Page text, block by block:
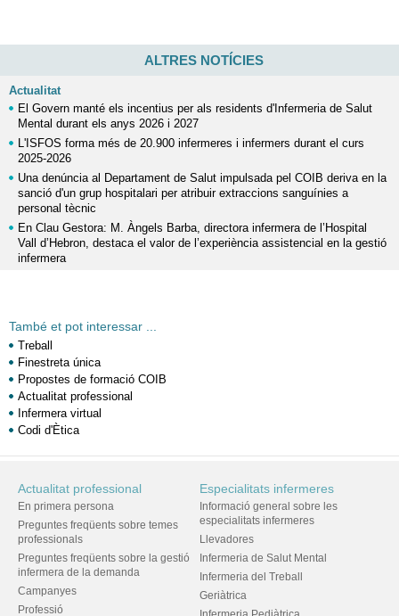
ALTRES NOTÍCIES
Actualitat
El Govern manté els incentius per als residents d'Infermeria de Salut
Mental durant els anys 2026 i 2027
L'ISFOS forma més de 20.900 infermeres i infermers durant el curs
2025-2026
Una denúncia al Departament de Salut impulsada pel COIB deriva en la
sanció d'un grup hospitalari per atribuir extraccions sanguínies a
personal tècnic
En Clau Gestora: M. Àngels Barba, directora infermera de l’Hospital
Vall d’Hebron, destaca el valor de l’experiència assistencial en la gestió
infermera
També et pot interessar ...
Treball
Finestreta única
Propostes de formació COIB
Actualitat professional
Infermera virtual
Codi d'Ètica
Actualitat professional
En primera persona
Preguntes freqüents sobre temes
professionals
Preguntes freqüents sobre la gestió
infermera de la demanda
Campanyes
Professió
Especialitats infermeres
Informació general sobre les
especialitats infermeres
Llevadores
Infermeria de Salut Mental
Infermeria del Treball
Geriàtrica